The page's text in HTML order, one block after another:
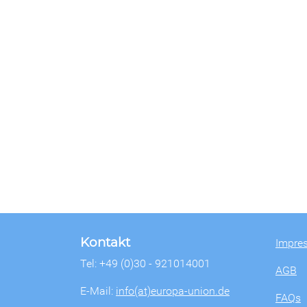
Kontakt
Tel: +49 (0)30 - 921014001
E-Mail: info(at)europa-union.de
AGB
FAQs